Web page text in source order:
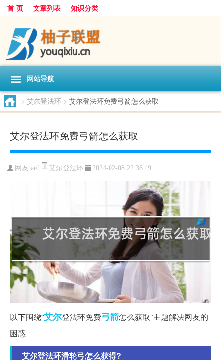
首 页 文章列表 知识分类
网站导航
> 艾尔登法环 > 艾尔登法环免费弓箭怎么获取
艾尔登法环免费弓箭怎么获取
网友:aed 艾尔登法环 2024-02-08 22:36:49
以下围绕“艾尔登法环免费弓箭怎么获取”主题解决网友的
困惑
艾尔登法环滑轮弓怎么获得?